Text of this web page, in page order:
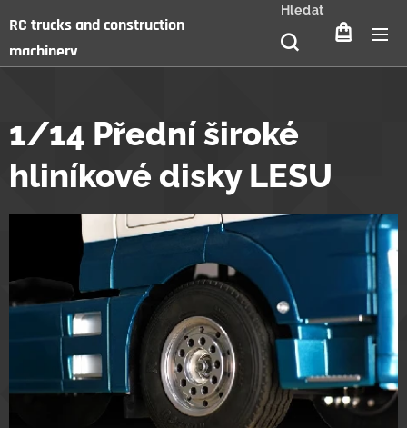
RC trucks and construction
machinery
Hledat
1/14 Přední široké
hliníkové disky LESU